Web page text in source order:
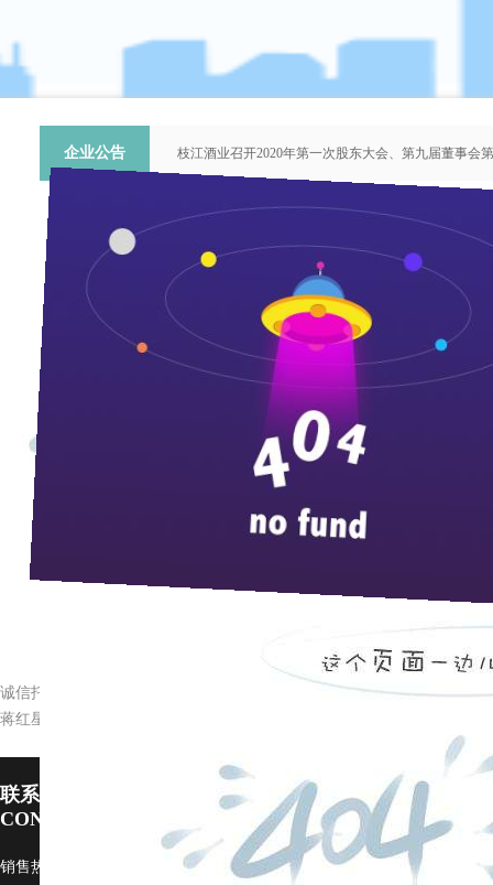
企业公告
枝江酒业召开2020年第一次股东大会、第九届董事会
关于提名推荐第六届中国青年科技工作者协会会员人
枝江酒业召开2015年第一次股东大会、第七届董事会
枝江酒
日晚上七点，在美丽的清江古城剧院，长阳籍网络歌
七十年代末的李宁平大学毕业后，自主创业，创办了“引火财”
用。并邀请了中国人民解放军二炮文工团著名歌星金波助阵。
此次演唱会还得到长阳县委宣传部、长阳电视台、长
诚信托起宜昌的“东方之珠”（一）
蒋红星的品牌价值观
联系pp电子宙斯试玩
CONTACT US
销售热线：0717-4229999 广告部： ggb@zi9.com市场部： scb@zj9.com